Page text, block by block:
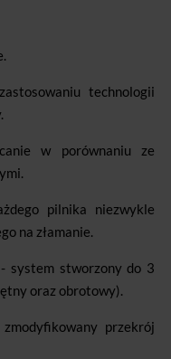
technologii
w porównaniu ze
pilnika niezwykle
na złamanie.
- system stworzony do 3
oraz obrotowy).
przekrój